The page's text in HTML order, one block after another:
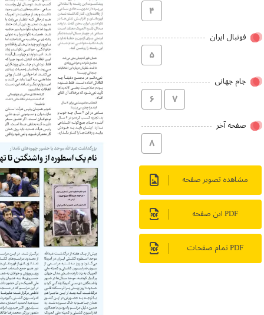
۴
فوتبال ایران
۵
جام جهانی
۶ ۷
صفحه آخر
۸
مشاهده تصویر صفحه
PDF این صفحه
PDF تمام صفحات